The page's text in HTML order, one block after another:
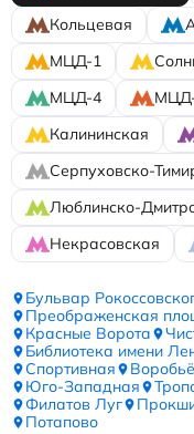
Кольцевая
МЦД-1
МЦД-4
Калининская
Серпуховско-
Люблинско-
Некрасовская
Бульвар
Преображенская
Красные Ворота
Библиотека имени
Спортивная
Юго-Западная
Филатов Луг
Потапово